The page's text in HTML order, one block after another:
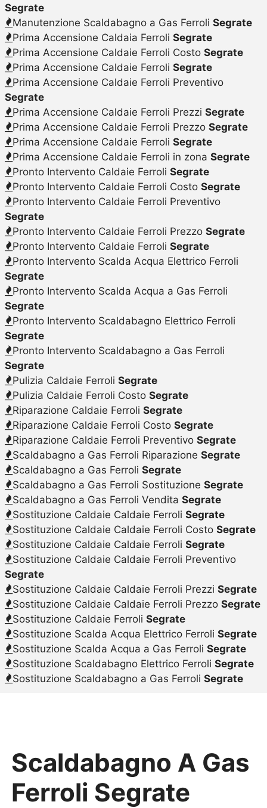
Segrate
Manutenzione Scaldabagno a Gas Ferroli Segrate
Prima Accensione Caldaia Ferroli Segrate
Prima Accensione Caldaie Ferroli Costo Segrate
Prima Accensione Caldaie Ferroli Segrate
Prima Accensione Caldaie Ferroli Preventivo
Segrate
Prima Accensione Caldaie Ferroli Prezzi Segrate
Prima Accensione Caldaie Ferroli Prezzo Segrate
Prima Accensione Caldaie Ferroli Segrate
Prima Accensione Caldaie Ferroli in zona Segrate
Pronto Intervento Caldaie Ferroli Segrate
Pronto Intervento Caldaie Ferroli Costo Segrate
Pronto Intervento Caldaie Ferroli Preventivo
Segrate
Pronto Intervento Caldaie Ferroli Prezzo Segrate
Pronto Intervento Caldaie Ferroli Segrate
Pronto Intervento Scalda Acqua Elettrico Ferroli
Segrate
Pronto Intervento Scalda Acqua a Gas Ferroli
Segrate
Pronto Intervento Scaldabagno Elettrico Ferroli
Segrate
Pronto Intervento Scaldabagno a Gas Ferroli
Segrate
Pulizia Caldaie Ferroli Segrate
Pulizia Caldaie Ferroli Costo Segrate
Riparazione Caldaie Ferroli Segrate
Riparazione Caldaie Ferroli Costo Segrate
Riparazione Caldaie Ferroli Preventivo Segrate
Scaldabagno a Gas Ferroli Riparazione Segrate
Scaldabagno a Gas Ferroli Segrate
Scaldabagno a Gas Ferroli Sostituzione Segrate
Scaldabagno a Gas Ferroli Vendita Segrate
Sostituzione Caldaie Caldaie Ferroli Segrate
Sostituzione Caldaie Caldaie Ferroli Costo Segrate
Sostituzione Caldaie Caldaie Ferroli Segrate
Sostituzione Caldaie Caldaie Ferroli Preventivo
Segrate
Sostituzione Caldaie Caldaie Ferroli Prezzi Segrate
Sostituzione Caldaie Caldaie Ferroli Prezzo Segrate
Sostituzione Caldaie Ferroli Segrate
Sostituzione Scalda Acqua Elettrico Ferroli Segrate
Sostituzione Scalda Acqua a Gas Ferroli Segrate
Sostituzione Scaldabagno Elettrico Ferroli Segrate
Sostituzione Scaldabagno a Gas Ferroli Segrate
Scaldabagno A Gas
Ferroli Segrate